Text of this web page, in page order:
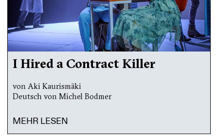
I Hired a Contract Killer
von Aki Kaurismäki
Deutsch von Michel Bodmer
MEHR LESEN